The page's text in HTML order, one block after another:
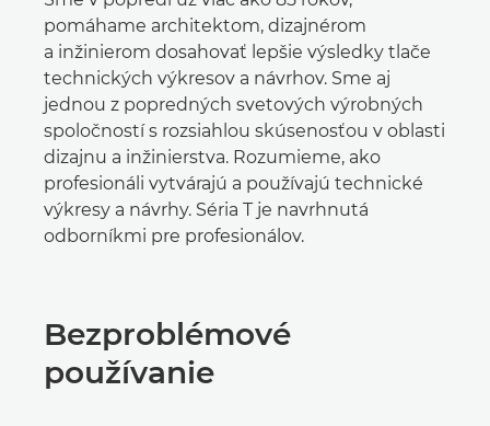
pomáhame architektom, dizajnérom
a inžinierom dosahovať lepšie výsledky tlače
technických výkresov a návrhov. Sme aj
jednou z popredných svetových výrobných
spoločností s rozsiahlou skúsenosťou v oblasti
dizajnu a inžinierstva. Rozumieme, ako
profesionáli vytvárajú a používajú technické
výkresy a návrhy. Séria T je navrhnutá
odborníkmi pre profesionálov.
Bezproblémové
používanie